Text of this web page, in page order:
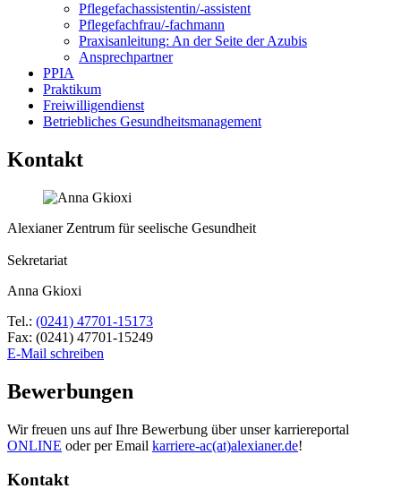
Pflegefachassistentin/-assistent
Pflegefachfrau/-fachmann
Praxisanleitung: An der Seite der Azubis
Ansprechpartner
PPIA
Praktikum
Freiwilligendienst
Betriebliches Gesundheitsmanagement
Kontakt
Alexianer Zentrum für seelische Gesundheit
Sekretariat
Anna Gkioxi
Tel.: (0241) 47701-15173
Fax: (0241) 47701-15249
E-Mail schreiben
Bewerbungen
Wir freuen uns auf Ihre Bewerbung über unser karriereportal
ONLINE oder per Email karriere-ac(at)alexianer.de!
Kontakt